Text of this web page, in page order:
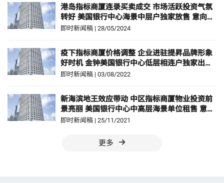
港岛指标商厦连录买卖成交 市场活跃投资气氛
转好 美国银行中心海景中层户独家放售 意向价
约1.099亿元
即时新闻稿 |28/05/2024
疫下指标商厦价格调整 企业进驻提昇品牌形象
好时机 金钟美国银行中心低层相连户独家出售
意向价约4,998万元
即时新闻稿 |03/08/2022
新海滨地王效应带动 中区指标商厦物业投资前
景亮丽 美国银行中心中高层海景单位租售 意向
价约2.18亿元
即时新闻稿 |25/11/2021
更多